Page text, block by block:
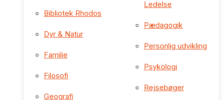
Bibliotek Rhodos
Dyr & Natur
Familie
Filosofi
Geografi
Ledelse
Pædagogik
Personlig udvikling
Psykologi
Rejsebøger